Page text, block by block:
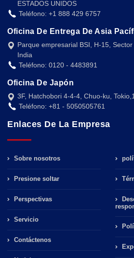
ESTADOS UNIDOS
Teléfono: +1 888 429 6757
Oficina De Entrega De Asia
Parque empresarial BSI, H-15, Sector
India
Teléfono: 0120 - 4483891
Oficina De Japón
3F, Hatchobori 4-4-4, Chuo-ku,
Teléfono: +81 - 5050505761
Enlaces De La Empresa
Sobre nosotros
Presione soltar
Perspectivas
Servicio
Contáctenos